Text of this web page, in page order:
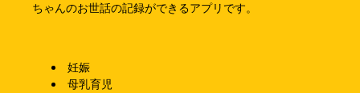
ちゃんのお世話の記録ができるアプリです。
妊娠
母乳育児